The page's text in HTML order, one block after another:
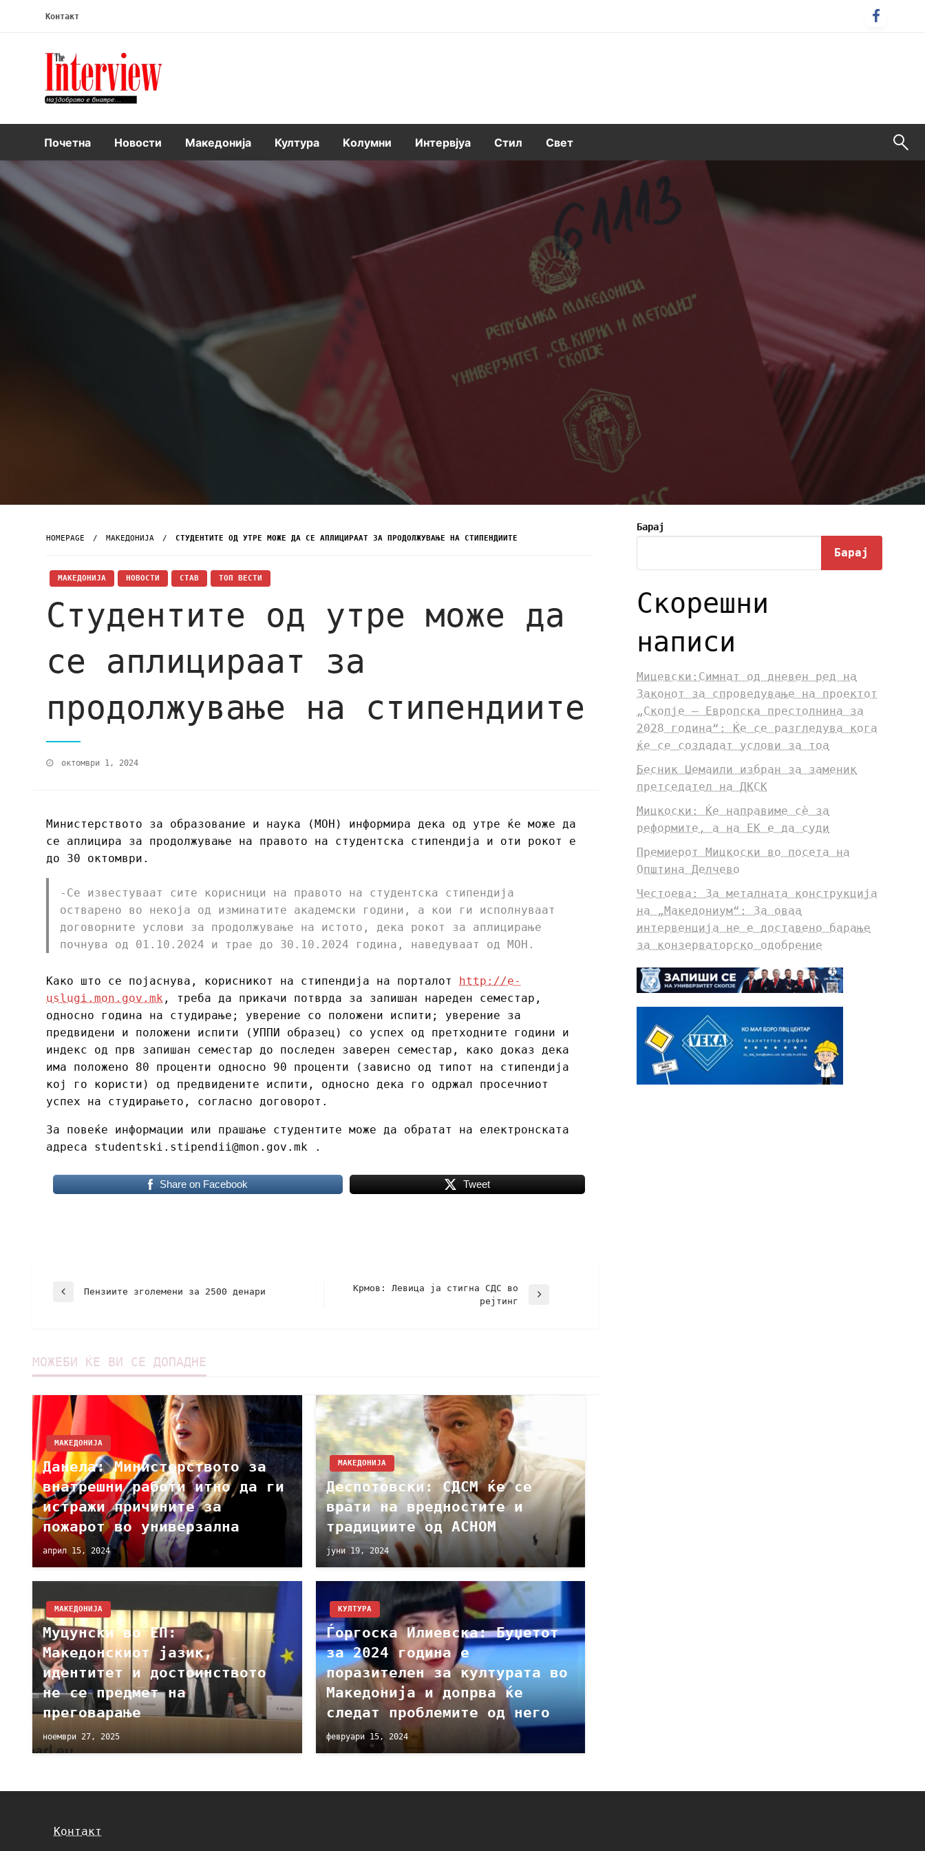
Контакт
Интервју
Почетна Новости Македонија Култура Kолумни Интервјуа Стил Свет
HOMEPAGE МАКЕДОНИЈА СТУДЕНТИТЕ ОД УТРЕ МОЖЕ ДА СЕ АПЛИЦИРААТ ЗА ПРОДОЛЖУВАЊЕ НА СТИПЕНДИИТЕ
МАКЕДОНИЈА НОВОСТИ СТАВ ТОП ВЕСТИ
Студентите од утре може да
се аплицираат за
продолжување на стипендиите
октомври 1, 2024
Министерството за образование и наука (МОН) информира дека од утре ќе може да
се аплицира за продолжување на правото на студентска стипендија и оти рокот е
до 30 октомври.
-Се известуваат сите корисници на правото на студентска стипендија
остварено во некоја од изминатите академски години, а кои ги исполнуваат
договорните услови за продолжување на истото, дека рокот за аплицирање
почнува од 01.10.2024 и трае до 30.10.2024 година, наведуваат од МОН.
Како што се појаснува, корисникот на стипендија на порталот http://e-
uslugi.mon.gov.mk , треба да прикачи потврда за запишан нареден семестар,
односно година на студирање; уверение со положени испити; уверение за
предвидени и положени испити (УППИ образец) со успех од претходните години и
индекс од прв запишан семестар до последен заверен семестар, како доказ дека
има положено 80 проценти односно 90 проценти (зависно од типот на стипендија
кој го користи) од предвидените испити, односно дека го одржал просечниот
успех на студирањето, согласно договорот.
За повеќе информации или прашање студентите може да обратат на електронската
адреса studentski.stipendii@mon.gov.mk .
Share on Facebook Tweet
Пензиите зголемени за 2500 денари
Крмов: Левица ја стигна СДС во
рејтинг
МОЖЕБИ ЌЕ ВИ СЕ ДОПАДНЕ
МАКЕДОНИЈА
Данела: Министерството за
внатрешни работи итно да ги
истражи причините за
пожарот во универзална
април 15, 2024
МАКЕДОНИЈА
Деспотовски: СДСМ ќе се
врати на вредностите и
традициите од АСНОМ
јуни 19, 2024
МАКЕДОНИЈА
Муцунски во ЕП:
Македонскиот јазик,
идентитет и достоинството
не се предмет на
преговарање
ноември 27, 2025
КУЛТУРА
Ѓоргоска Илиевска: Буџетот
за 2024 година е
поразителен за културата во
Македонија и допрва ќе
следат проблемите од него
февруари 15, 2024
Барај
Барај
Скорешни
написи
Мицевски:Симнат од дневен ред на
Законот за спроведување на проектот
„Скопје – Европска престолнина за
2028 година“: Ќе се разгледува кога
ќе се создадат услови за тоа
Бесник Џемаили избран за заменик
претседател на ДКСК
Мицкоски: Ќе направиме сè за
реформите, а на ЕК е да суди
Премиерот Мицкоски во посета на
Општина Делчево
Честоева: За металната конструкција
на „Македониум“: За оваа
интервенција не е доставено барање
за конзерваторско одобрение
Контакт